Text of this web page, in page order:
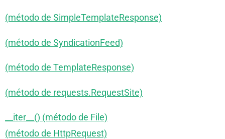
(método de SimpleTemplateResponse)
(método de SyndicationFeed)
(método de TemplateResponse)
(método de requests.RequestSite)
__iter__() (método de File)
(método de HttpRequest)